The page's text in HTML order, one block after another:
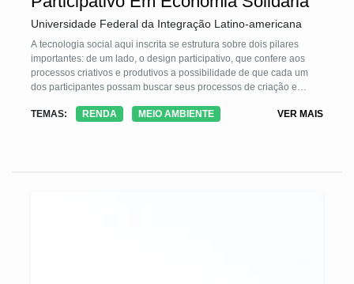
Universidade Federal da Integração Latino-americana
A tecnologia social aqui inscrita se estrutura sobre dois pilares
importantes: de um lado, o design participativo, que confere aos
processos criativos e produtivos a possibilidade de que cada um
dos participantes possam buscar seus processos de criação e
coletiva de projetos de produtos e processos produtivos; de outro
amparada pelo Indice de Felicidade Bruta, como indice qualitativo
TEMAS: RENDA MEIO AMBIENTE VER MAIS